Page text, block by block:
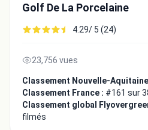
Golf De La Porcelaine
4.29/ 5 (24)
23,756 vues
Classement Nouvelle-
Classement France : #161 sur
Classement global
filmés